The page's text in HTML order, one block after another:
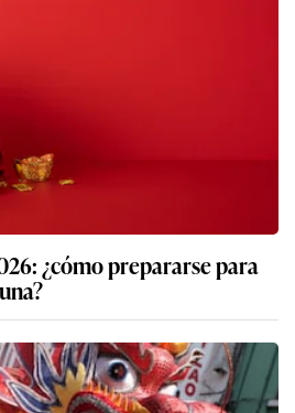
¿cómo prepararse para